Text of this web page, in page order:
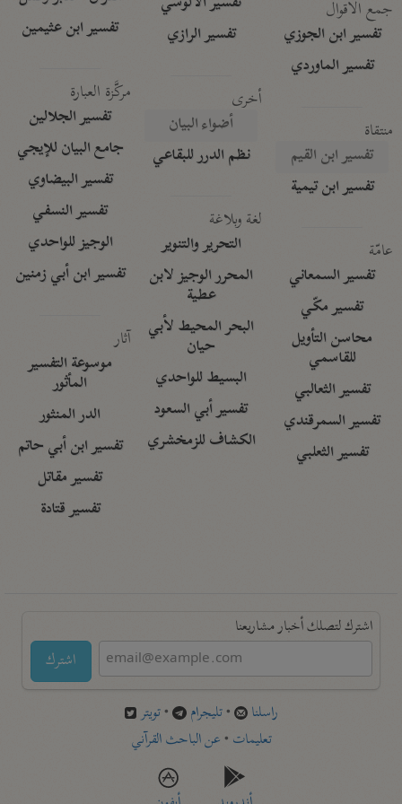
جمع الأقوال
تفسير ابن الجوزي
تفسير الماوردي
منتقاة
تفسير ابن القيم
تفسير ابن تيمية
عامّة
تفسير السمعاني
تفسير مكّي
محاسن التأويل
للقاسمي
تفسير الثعالبي
تفسير السمرقندي
تفسير الثعلبي
تفسير الرازي
أخرى
أضواء البيان
نظم الدرر للبقاعي
لغة وبلاغة
التحرير والتنوير
المحرر الوجيز لابن
عطية
البحر المحيط لأبي
حيان
البسيط للواحدي
تفسير أبي السعود
الكشاف للزمخشري
تفسير ابن عثيمين
مركَّزة العبارة
تفسير الجلالين
جامع البيان للإيجي
تفسير البيضاوي
تفسير النسفي
الوجيز للواحدي
تفسير ابن أبي زمنين
آثار
موسوعة التفسير
المأثور
الدر المنثور
تفسير ابن أبي حاتم
تفسير مقاتل
تفسير قتادة
اشترك لتصلك أخبار مشاريعنا
اشترك
راسلنا •تليجرام •تويتر
تعليمات •عن الباحث القرآني